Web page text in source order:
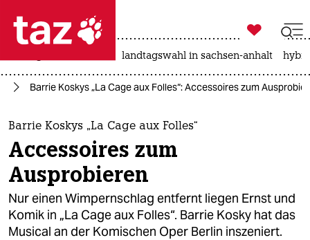
 taz zahl ich
taz zahl ich
themen
politik
öko
gesellschaft

taz zahl ich
landtagswahl in sachsen-anhalt
Barrie Koskys „La Cage aux Folles“: Accessoires zum
Barrie Koskys „La Cage aux Folles“
Accessoires zum
Ausprobieren
Nur einen Wimpernschlag entfernt liegen Ernst und
Komik in „La Cage aux Folles“. Barrie Kosky hat das
Musical an der Komischen Oper Berlin inszeniert.